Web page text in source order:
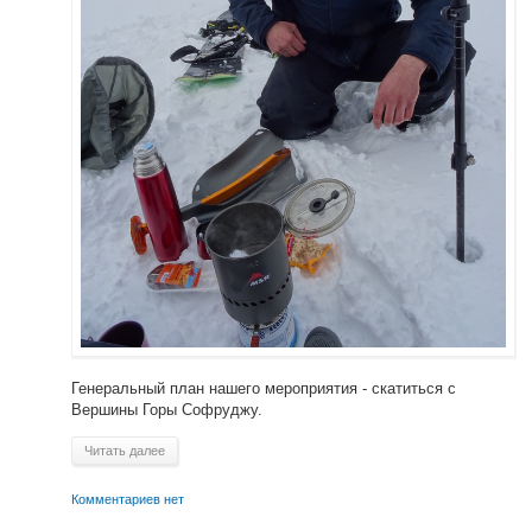
Генеральный план нашего мероприятия - скатиться с
Вершины Горы Софруджу.
Читать далее
Комментариев нет